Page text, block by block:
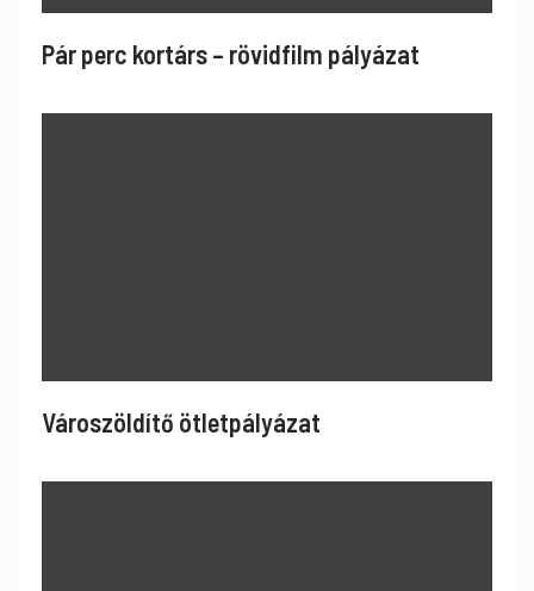
Pár perc kortárs – rövidfilm pályázat
Városzöldítő ötletpályázat